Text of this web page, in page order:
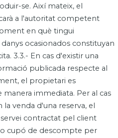
se. Així mateix, el
a l'autoritat competent
en què tingui
ocasionados constituyan
3.3.- En cas d'existir una
publicada respecte al
el propietari es
immediata. Per al cas
venda d'una reserva, el
contractat pel client
cupó de descompte per